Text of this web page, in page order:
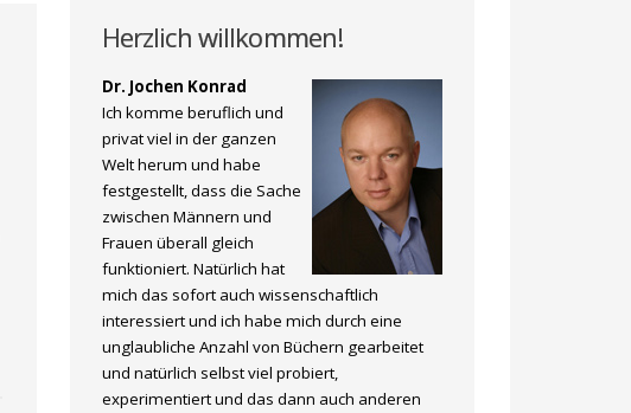
Herzlich willkommen!
Dr. Jochen Konrad
Ich komme beruflich und
privat viel in der ganzen
Welt herum und habe
festgestellt, dass die Sache
zwischen Männern und
Frauen überall gleich
funktioniert. Natürlich hat
mich das sofort auch wissenschaftlich
interessiert und ich habe mich durch eine
unglaubliche Anzahl von Büchern gearbeitet
und natürlich selbst viel probiert,
experimentiert und das dann auch anderen